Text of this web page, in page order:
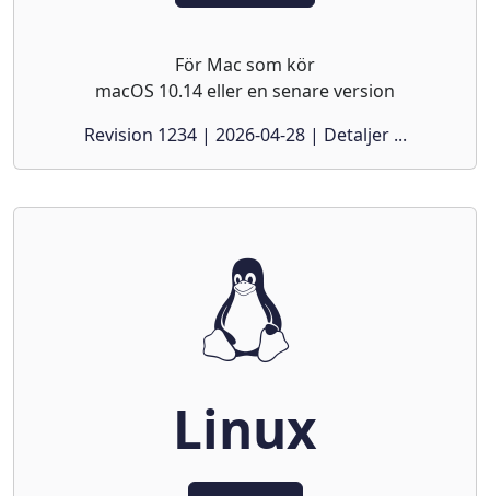
För Mac som kör
macOS 10.14 eller en senare version
Revision 1234 | 2026-04-28 | Detaljer ...
Linux